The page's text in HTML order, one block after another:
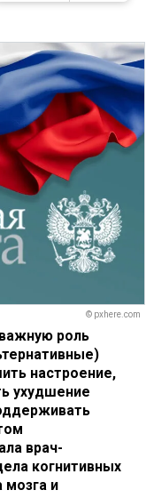
© pxhere.com
роль
настроение,
ухудшение
врач-
когнитивных
мозга и